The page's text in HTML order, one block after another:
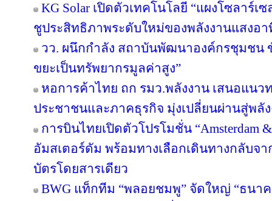
KG Solar เปิดตัวเทคโนโลยี “แผงโซลาร์เ
ชูประสิทธิภาพระดับใหม่ของพลังงานแสงอ
วว. ผนึกกำลัง สถาบันพัฒนาองค์กรชุมชน
ขยะเป็นทรัพยากรมูลค่าสูง”
หอการค้าไทย ถก รมว.พลังงาน เสนอแน
ประชาชนและภาคธุรกิจ มุ่งเปลี่ยนผ่านสู่พลั
การบินไทยเปิดตัวโปรโมชั่น “Amsterdam
อัมสเตอร์ดัม พร้อมทางเลือกเดินทางกลับจา
บัตรโดยสารเดียว
BWG แท็กทีม “พลอยชมพู” จัดใหญ่ “ธนา